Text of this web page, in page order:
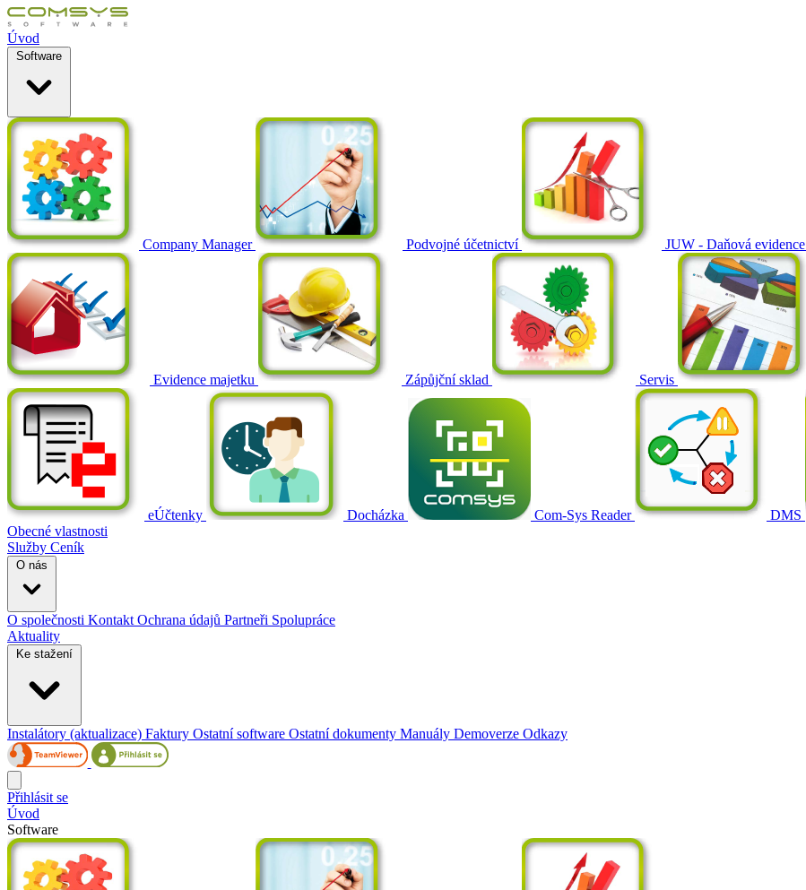
Úvod
Software
Company Manager Podvojné účetnictví JUW - Daňová evidence
Evidence majetku Zápůjční sklad Servis
eÚčtenky Docházka Com-Sys Reader DMS
Obecné vlastnosti
Služby Ceník
O nás
O společnosti Kontakt Ochrana údajů Partneři Spolupráce
Aktuality
Ke stažení
Instalátory (aktualizace) Faktury Ostatní software Ostatní dokumenty Manuály Demoverze Odkazy
Přihlásit se
Úvod
Software